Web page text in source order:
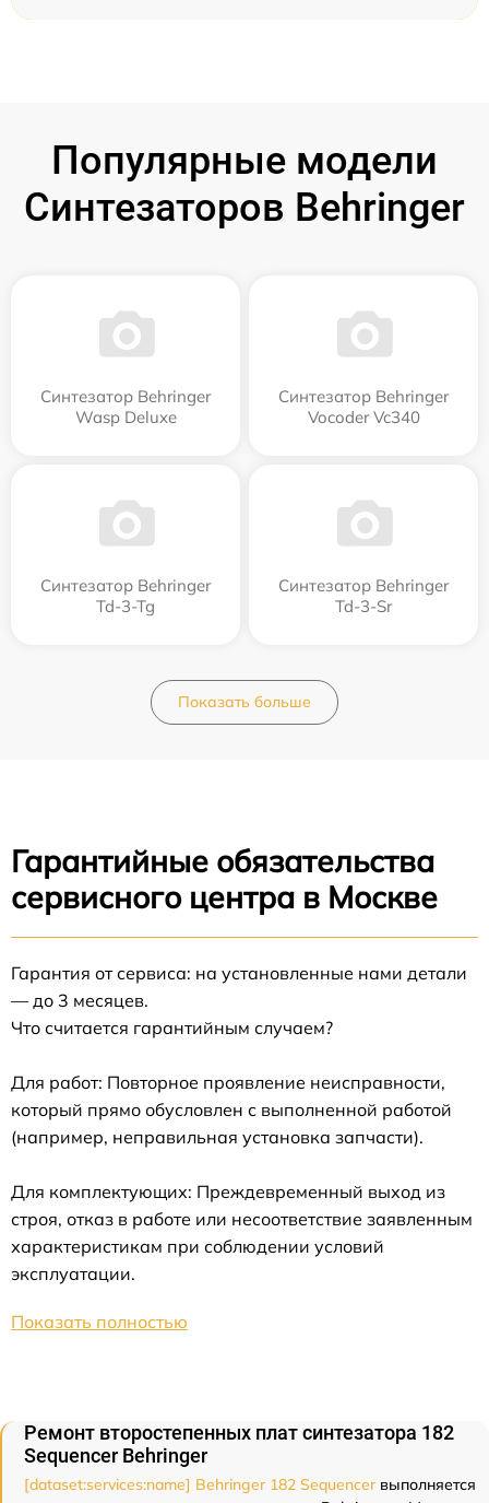
Популярные модели
Синтезаторов Behringer
Синтезатор Behringer
Wasp Deluxe
Синтезатор Behringer
Vocoder Vc340
Синтезатор Behringer
Td-3-Tg
Синтезатор Behringer
Td-3-Sr
Показать больше
Гарантийные обязательства
сервисного центра в Москве
Гарантия от сервиса: на установленные нами детали
— до 3 месяцев.
Что считается гарантийным случаем?
Для работ: Повторное проявление неисправности,
который прямо обусловлен с выполненной работой
(например, неправильная установка запчасти).
Для комплектующих: Преждевременный выход из
строя, отказ в работе или несоответствие заявленным
характеристикам при соблюдении условий
эксплуатации.
Показать полностью
Ремонт второстепенных плат синтезатора 182
Sequencer Behringer
[dataset:services:name] Behringer 182 Sequencer выполняется